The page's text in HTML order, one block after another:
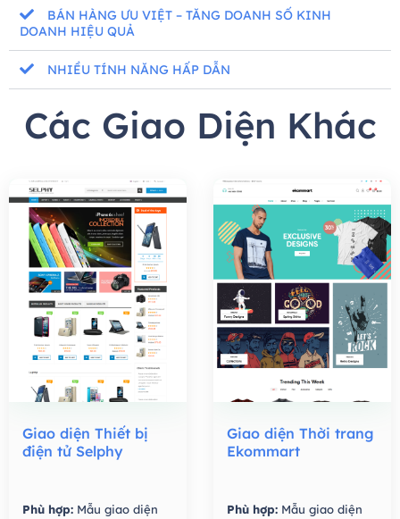
BÁN HÀNG ƯU VIỆT – TĂNG DOANH SỐ KINH
DOANH HIỆU QUẢ
NHIỀU TÍNH NĂNG HẤP DẪN
Các Giao Diện Khác
Giao diện Thiết bị
điện tử Selphy
Phù hợp: Mẫu giao diện
Giao diện Thời trang
Ekommart
Phù hợp: Mẫu giao diện